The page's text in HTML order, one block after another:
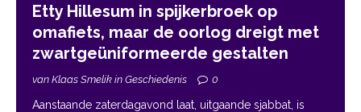
Etty Hillesum in spijkerbroek op
omafiets, maar de oorlog dreigt met
zwartgeüniformeerde gestalten
van Klaas Smelik in Geschiedenis 0
Aanstaande zaterdagavond laat, uitgaande sjabbat, is